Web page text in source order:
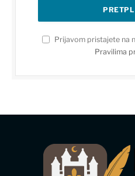
Prijavom pristajete na
Pravilima